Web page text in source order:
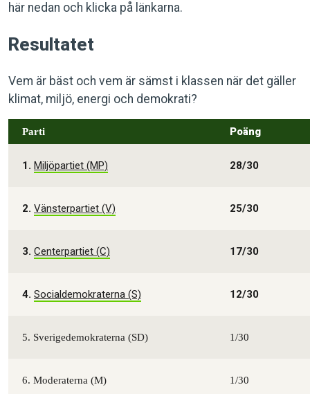
här nedan och klicka på länkarna.
Resultatet
Vem är bäst och vem är sämst i klassen när det gäller
klimat, miljö, energi och demokrati?
Parti Poäng
1. Miljöpartiet (MP) 28/30
2. Vänsterpartiet (V) 25/30
3. Centerpartiet (C) 17/30
4. Socialdemokraterna (S) 12/30
5. Sverigedemokraterna (SD) 1/30
6. Moderaterna (M) 1/30